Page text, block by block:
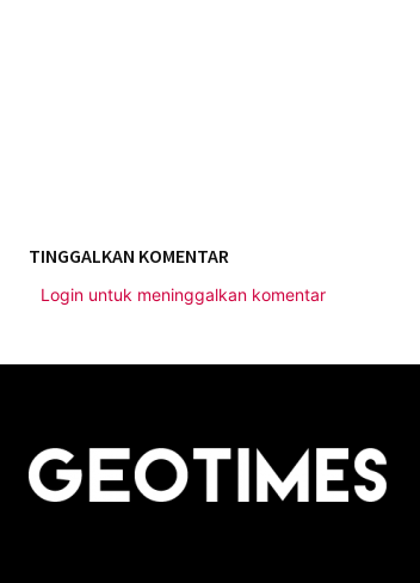
TINGGALKAN KOMENTAR
Login untuk meninggalkan komentar